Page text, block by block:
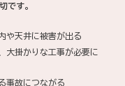
です。
や天井に被害が出る
大掛かりな工事が必要に
事故につながる